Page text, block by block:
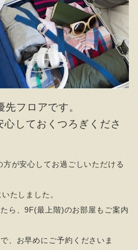
フロアです。
心しておくつろぎくださ
が安心してお過ごしいただける
たしました。
ら、9F(最上階)のお部屋もご案内
、お早めにご予約くださいま